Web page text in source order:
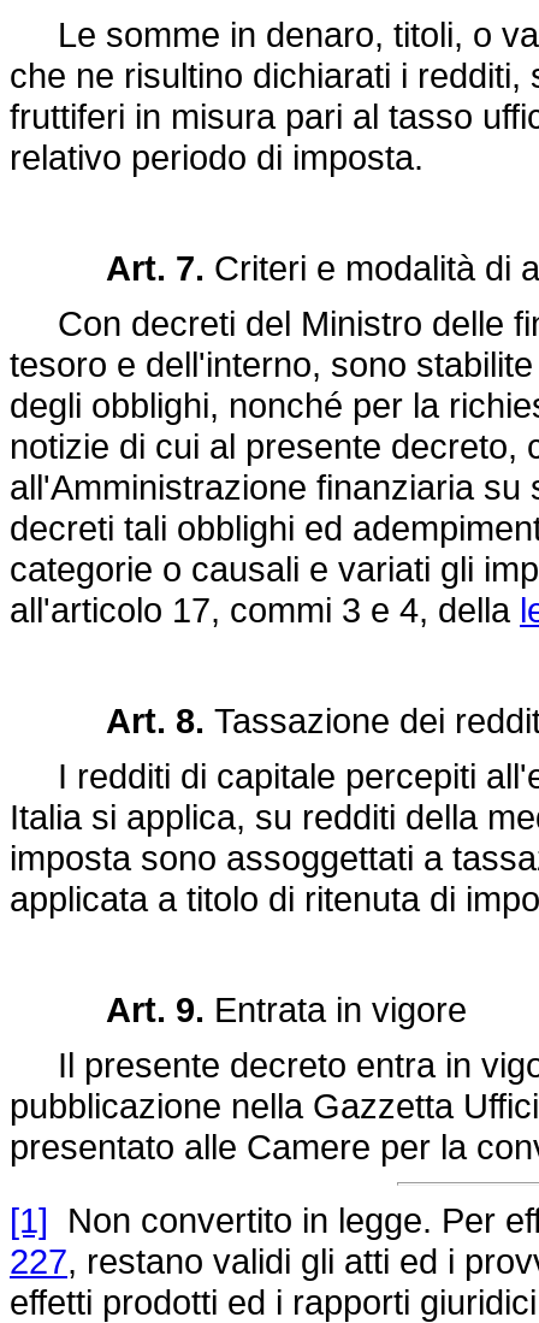
Le somme in denaro, titoli, o
che ne risultino dichiarati i
fruttiferi in misura pari al tasso
relativo periodo di imposta.
Art. 7. Criteri e modalità di
Con decreti del Ministro delle
tesoro e dell'interno, sono
degli obblighi, nonché per la
notizie di cui al presente decreto,
all'Amministrazione finanziaria
decreti tali obblighi ed
categorie o causali e variati gli
all'articolo 17, commi 3 e 4, della
Art. 8. Tassazione dei
I redditi di capitale percepiti
Italia si applica, su redditi della
imposta sono assoggettati a
applicata a titolo di ritenuta di
Art. 9. Entrata in vigore
Il presente decreto entra in
pubblicazione nella Gazzetta
presentato alle Camere per la
[1] Non convertito in legge. Per
227, restano validi gli atti ed i
effetti prodotti ed i rapporti